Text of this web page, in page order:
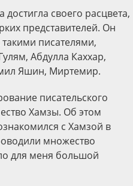
достигла своего расцвета,
представителей. Он
писателями,
Абдулла Каххар,
Яшин, Миртемир.
писательского
Хамзы. Об этом
с Хамзой в
множество
для меня большой